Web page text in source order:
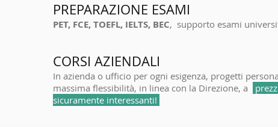
PREPARAZIONE ESAMI
PET, FCE, TOEFL, IELTS, BEC, supporto esami
CORSI AZIENDALI
In azienda o ufficio per ogni esigenza, progetti
massima flessibilità, in linea con la Direzione, a
sicuramente interessanti!